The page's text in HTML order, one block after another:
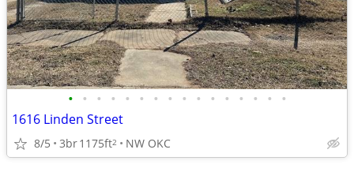
• • • • • • • • • • • • • • • •
1616 Linden Street
8/5 3br1175ft2 NW OKC